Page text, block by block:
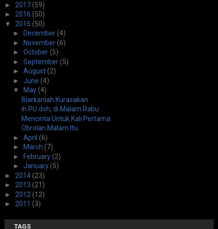
► 2017(59)
► 2016 (50)
▼ 2015 (50)
►
December(4)
► November(6)
► October(5)
► September(5)
► August(2)
► June (4)
▼
May(4)
Biarkanlah Kurasakan
ih PU doh, di Malam Rabu
Mencinta Untuk Kali Pertama
Obrolan Malam Itu
► April (6)
►
March (7)
► February(2)
► January(5)
► 2014(23)
► 2013 (21)
► 2012 (12)
► 2011 (3)
TAGS